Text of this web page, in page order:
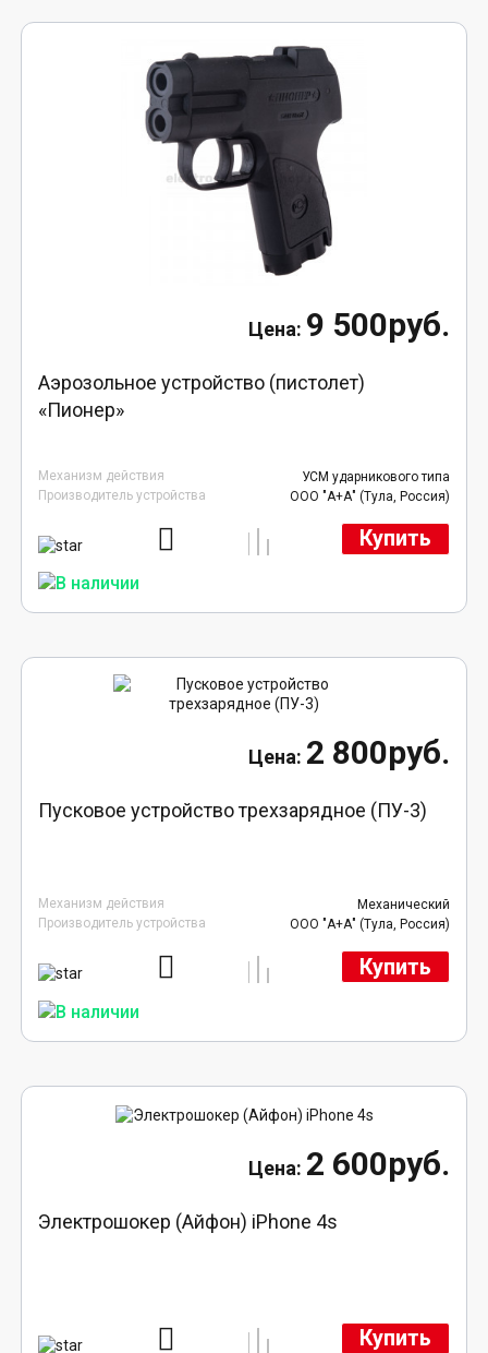
9 500руб.
Аэрозольное устройство (пистолет)
«Пионер»
Механизм действия
УСМ ударникового типа
Производитель устройства
ООО "А+А" (Тула, Россия)
Купить
2 800руб.
Пусковое устройство трехзарядное (ПУ-3)
Механизм действия
Механический
Производитель устройства
ООО "А+А" (Тула, Россия)
Купить
2 600руб.
Электрошокер (Айфон) iPhone 4s
Купить